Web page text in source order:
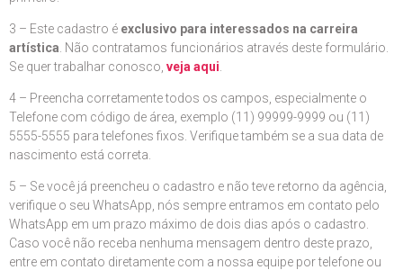
3 – Este cadastro é exclusivo para interessados na carreira
artística . Não contratamos funcionários através deste formulário.
Se quer trabalhar conosco, veja aqui
4 – Preencha corretamente todos os campos, especialmente o
Telefone com código de área, exemplo (11) 99999-9999 ou (11)
5555-5555 para telefones fixos. Verifique também se a sua data de
nascimento está correta.
5 – Se você já preencheu o cadastro e não teve retorno da agência,
verifique o seu WhatsApp, nós sempre entramos em contato pelo
WhatsApp em um prazo máximo de dois dias após o cadastro.
Caso você não receba nenhuma mensagem dentro deste prazo,
entre em contato diretamente com a nossa equipe por telefone ou